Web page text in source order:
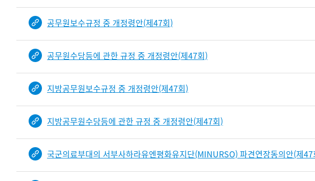
공무원보수규정 중 개정령안(제47회)
공무원수당등에 관한 규정 중 개정령안(제47회)
지방공무원보수규정 중 개정령안(제47회)
지방공무원수당등에 관한 규정 중 개정령안(제47회)
국군의료부대의 서부사하라유엔평화유지단(MINURSO) 파견연장동의안(제47